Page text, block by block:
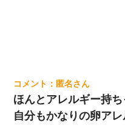
匿名
ほんとアレルギー持ち
自分もかなりの卵ア